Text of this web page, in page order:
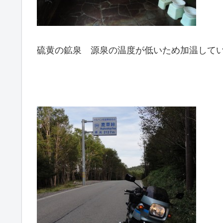
硫黄の鉱泉 源泉の温度が低いため加温して